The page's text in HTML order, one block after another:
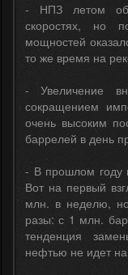
- НПЗ летом
скоростях, но
мощностей
то же время на
- Увеличение
сокращением
очень высоким
баррелей в день
- В прошлом году
Вот на первый
млн. в неделю,
разы: с 1 млн.
тенденция
нефтью не идет